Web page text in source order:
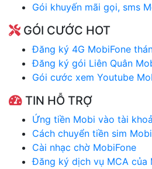
Gói khuyến mãi gọi, sms
GÓI CƯỚC HOT
Đăng ký 4G MobiFone
Đăng ký gói Liên Quân
Gói cước xem Youtube
TIN HỖ TRỢ
Ứng tiền Mobi vào tài
Cách chuyển tiền sim
Cài nhạc chờ MobiFone
Đăng ký dịch vụ MCA của